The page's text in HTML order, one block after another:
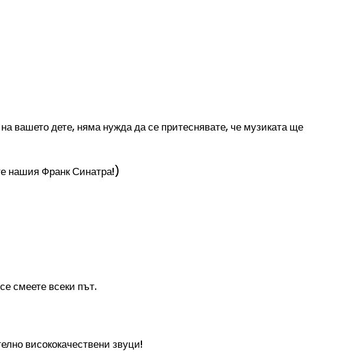
вашето дете, няма нужда да се притеснявате, че музиката ще
нашия Франк Синатра!)
смеете всеки път.
висококачествени звуци!